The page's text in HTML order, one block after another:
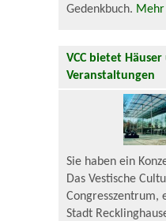
Gedenkbuch. Mehr
VCC bietet
Veranstaltungen
Sie haben ein
Das Vestische
Congresszentrum,
Stadt